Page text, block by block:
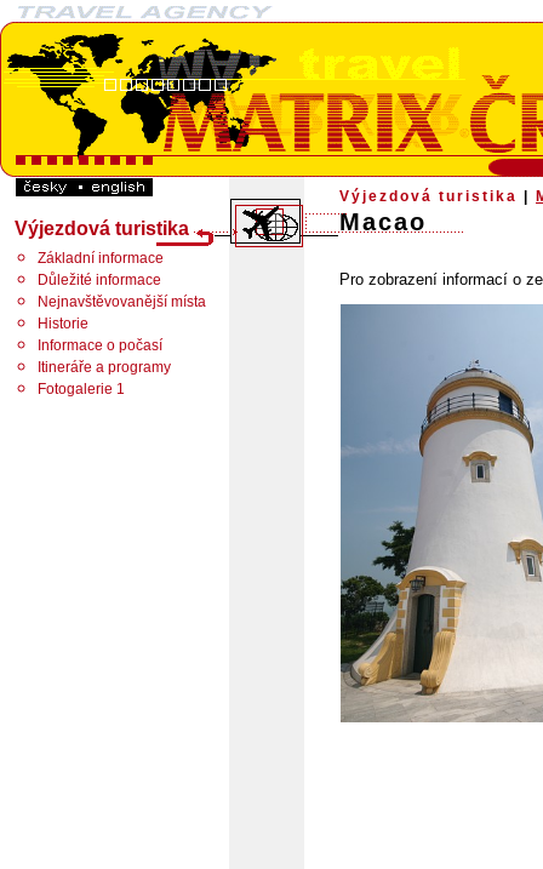
Výjezdová turistika
Macao
Výjezdová turistika
Základní informace
Důležité informace
Nejnavštěvovanější místa
Historie
Informace o počasí
Itineráře a programy
Fotogalerie 1
Pro zobrazení informací o